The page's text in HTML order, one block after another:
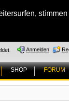
Anmelden
SHOP FORUM